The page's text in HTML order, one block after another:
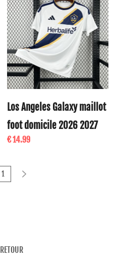
Los Angeles Galaxy maillot
foot domicile 2026 2027
€ 14.99
1
RETOUR